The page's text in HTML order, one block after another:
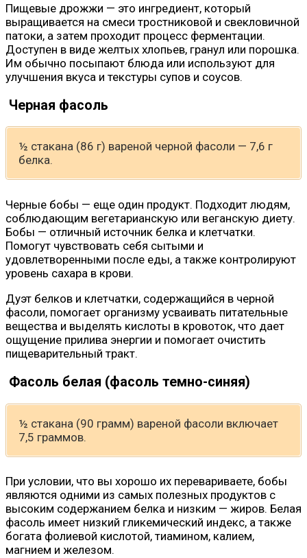
Пищевые дрожжи — это ингредиент, который
выращивается на смеси тростниковой и свекловичной
патоки, а затем проходит процесс ферментации.
Доступен в виде желтых хлопьев, гранул или порошка.
Им обычно посыпают блюда или используют для
улучшения вкуса и текстуры супов и соусов.
Черная фасоль
½ стакана (86 г) вареной черной фасоли — 7,6 г
белка.
Черные бобы — еще один продукт. Подходит людям,
соблюдающим вегетарианскую или веганскую диету.
Бобы — отличный источник белка и клетчатки.
Помогут чувствовать себя сытыми и
удовлетворенными после еды, а также контролируют
уровень сахара в крови.
Дуэт белков и клетчатки, содержащийся в черной
фасоли, помогает организму усваивать питательные
вещества и выделять кислоты в кровоток, что дает
ощущение прилива энергии и помогает очистить
пищеварительный тракт.
Фасоль белая (фасоль темно-синяя)
½ стакана (90 грамм) вареной фасоли включает
7,5 граммов.
При условии, что вы хорошо их перевариваете, бобы
являются одними из самых полезных продуктов с
высоким содержанием белка и низким — жиров. Белая
фасоль имеет низкий гликемический индекс, а также
богата фолиевой кислотой, тиамином, калием,
магнием и железом.